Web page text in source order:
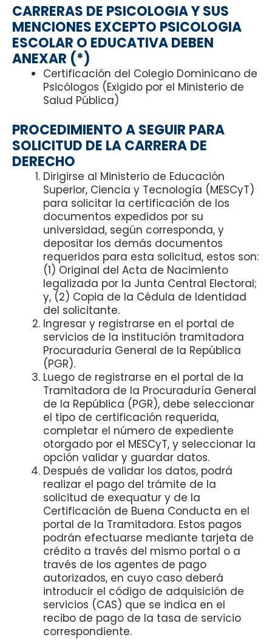
CARRERAS DE PSICOLOGIA Y SUS
MENCIONES EXCEPTO PSICOLOGIA
ESCOLAR O EDUCATIVA DEBEN
ANEXAR (*)
Certificación del Colegio Dominicano de
Psicólogos (Exigido por el Ministerio de
Salud Pública)
PROCEDIMIENTO A SEGUIR PARA
SOLICITUD DE LA CARRERA DE
DERECHO
Dirigirse al Ministerio de Educación
Superior, Ciencia y Tecnología (MESCyT)
para solicitar la certificación de los
documentos expedidos por su
universidad, según corresponda, y
depositar los demás documentos
requeridos para esta solicitud, estos son:
(1) Original del Acta de Nacimiento
legalizada por la Junta Central Electoral;
y, (2) Copia de la Cédula de Identidad
del solicitante.
Ingresar y registrarse en el portal de
servicios de la institución tramitadora
Procuraduría General de la República
(PGR).
Luego de registrarse en el portal de la
Tramitadora de la Procuraduría General
de la República (PGR), debe seleccionar
el tipo de certificación requerida,
completar el número de expediente
otorgado por el MESCyT, y seleccionar la
opción validar y guardar datos.
Después de validar los datos, podrá
realizar el pago del trámite de la
solicitud de exequatur y de la
Certificación de Buena Conducta en el
portal de la Tramitadora. Estos pagos
podrán efectuarse mediante tarjeta de
crédito a través del mismo portal o a
través de los agentes de pago
autorizados, en cuyo caso deberá
introducir el código de adquisición de
servicios (CAS) que se indica en el
recibo de pago de la tasa de servicio
correspondiente.